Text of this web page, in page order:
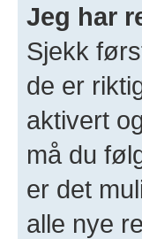
Jeg har
Sjekk
de er
aktivert
må du
er det
alle nye